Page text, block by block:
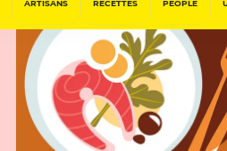
ARTISANS RECETTES PEOPLE